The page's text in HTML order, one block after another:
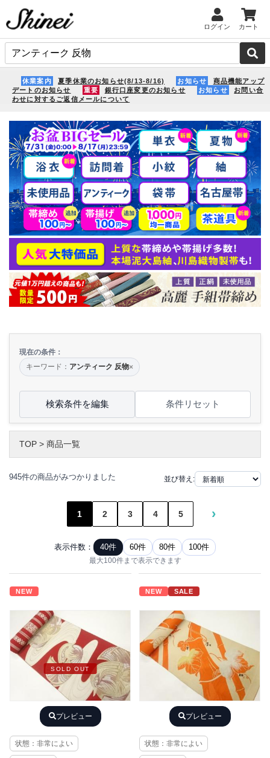
ログイン カート
休業案内 夏季休業のお知らせ(8/13-8/16) お知らせ
商品機能アップ
デートのお知らせ
重要 銀行口座変更のお知らせ お知らせ
お問い合
わせに対するご返信メールについて
現在の条件：
キーワード： アンティーク 反物×
検索条件を編集 条件リセット
TOP > 商品一覧
945件の商品がみつかりました 並び替え:
1 2 3 4 5 ›
表示件数： 40件 60件 80件 100件
最大100件まで表示できます
NEW
SOLD OUT
プレビュー
状態：非常によい
NEW SALE
プレビュー
状態：非常によい